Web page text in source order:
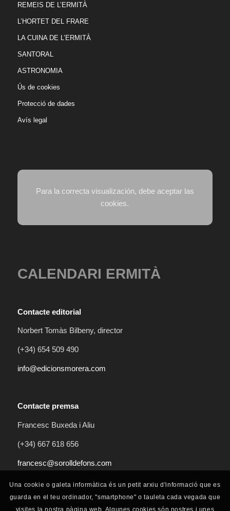
REMEIS DE L’ERMITÀ
L’HORTET DEL FRARE
LA CUINA DE L’ERMITÀ
SANTORAL
ASTRONOMIA
Ús de cookies
Protecció de dades
Avís legal
Para la correcta visualización, debe aceptar las
cookies.
CALENDARI ERMITÀ
Contacte editorial
Norbert Tomàs Bilbeny, director
(+34) 654 509 490
info@edicionsmorera.com
Contacte premsa
Francesc Buxeda i Aliu
(+34) 667 618 656
francesc@sorolldefons.com
Una cookie o galeta informàtica és un petit arxiu d'informació que es
guarda en el teu ordinador, "smartphone" o tauleta cada vegada que
visites la nostra pàgina web. Algunes cookies són nostres i unes